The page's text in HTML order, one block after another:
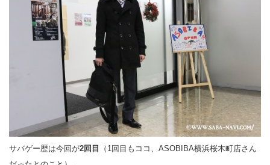
サバゲー歴は今回が2回目
（1回目もココ、ASOBIBA横浜桜木町店さん